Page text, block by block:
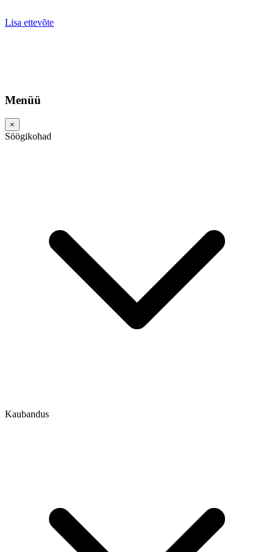
Lisa ettevõte
Menüü
×
Söögikohad
Kaubandus